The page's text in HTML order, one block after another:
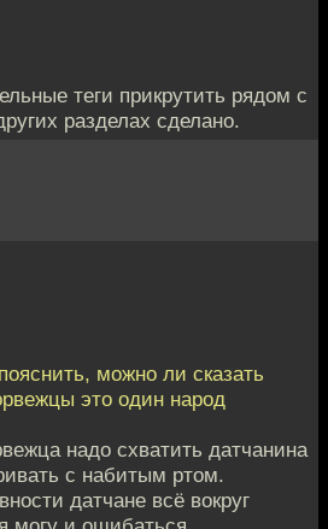
теги прикрутить рядом с
разделах сделано.
можно ли сказать
это один народ
надо схватить датчанина
с набитым ртом.
датчане всё вокруг